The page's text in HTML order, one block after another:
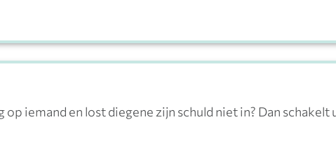
iemand en lost diegene zijn schuld niet in? Dan schakelt